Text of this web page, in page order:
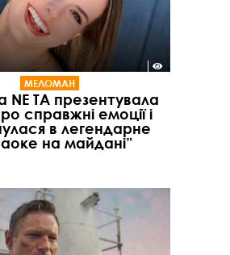
МЕЛОМАН
NE TA презентувала
справжні емоції і
в легендарне
на майдані”